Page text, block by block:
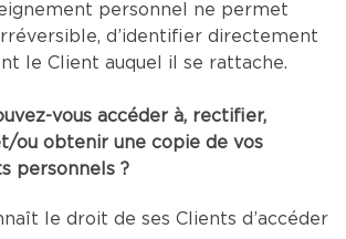
personnel ne permet
d’identifier directement
le Client auquel il se rattache.
vous accéder à, rectifier,
ou obtenir une copie de vos
personnels ?
le droit de ses Clients d’accéder